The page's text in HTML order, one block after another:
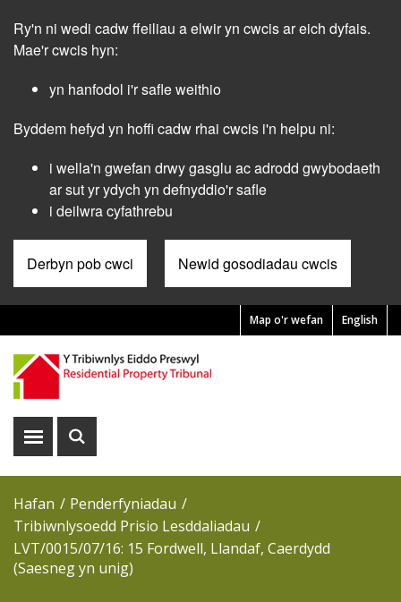
main
Ry'n ni wedi cadw ffeiliau a elwir yn cwcis ar eich dyfais.
Mae'r cwcis hyn:
yn hanfodol i'r safle weithio
Byddem hefyd yn hoffi cadw rhai cwcis i'n helpu ni:
i wella'n gwefan drwy gasglu ac adrodd gwybodaeth
ar sut yr ydych yn defnyddio'r safle
i deilwra cyfathrebu
Derbyn pob cwci Newid gosodiadau cwcis
English
Pre
Header
Menu
Map o'r wefan
DangosDangos
Hafan
Penderfyniadau
Tribiwnlysoedd Prisio Lesddaliadau
LVT/0015/07/16: 15 Fordwell, Llandaf, Caerdydd
(Saesneg yn unig)